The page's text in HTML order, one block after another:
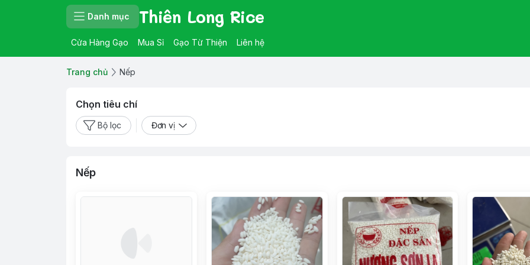
Danh mục Thiên Long Rice
Cửa Hàng Gạo Mua Sỉ Gạo Từ Thiện Liên hệ
Trang chủ Nếp
Chọn tiêu chí
Bộ lọc Đơn vị
Nếp